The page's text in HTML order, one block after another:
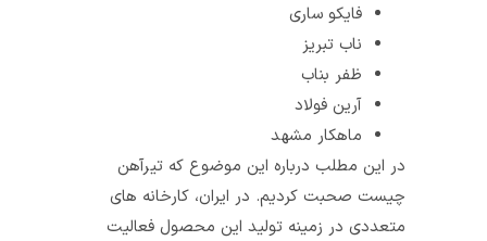
فایکو ساری
ناب تبریز
ظفر بناب
آرین فولاد
ماهکار مشهد
در این مطلب درباره این موضوع که تیرآهن
چیست صحبت کردیم. در ایران، کارخانه‌ های
متعددی در زمینه‌ تولید این محصول فعالیت